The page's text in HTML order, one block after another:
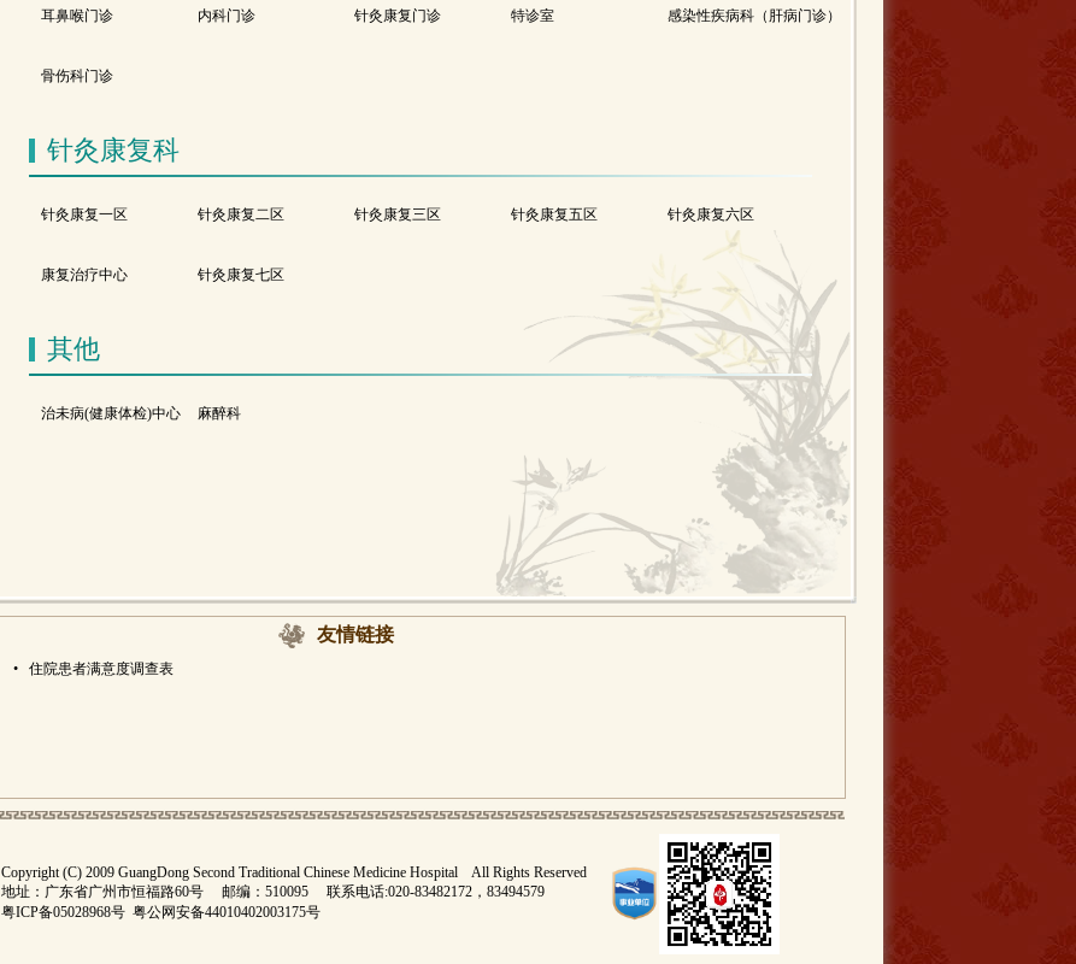
耳鼻喉门诊 内科门诊 针灸康复门诊 特诊室 感染性疾病科（肝病门诊）
骨伤科门诊
针灸康复科
针灸康复一区 针灸康复二区 针灸康复三区 针灸康复五区 针灸康复六区
康复治疗中心 针灸康复七区
其他
治未病(健康体检)中心 麻醉科
• 住院患者满意度调查表
友情链接
Copyright (C) 2009 GuangDong Second Traditional Chinese Medicine Hospital All Rights Reserved
地址：广东省广州市恒福路60号 邮编：510095 联系电话:020-83482172，83494579
粤ICP备05028968号 粤公网安备44010402003175号